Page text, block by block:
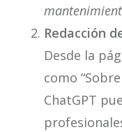
Redacción
Desde la
como
ChatGPT